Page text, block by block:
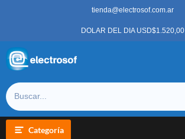
tienda@electrosof.com.ar
DOLAR DEL DIA USD$1.520,00
Categoría